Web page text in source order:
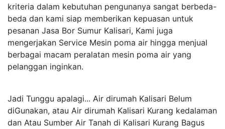
kriteria dalam kebutuhan pengunanya sangat berbeda-
beda dan kami siap memberikan kepuasan untuk
pesanan Jasa Bor Sumur Kalisari, Kami juga
mengerjakan Service Mesin poma air hingga menjual
berbagai macam peralatan mesin poma air yang
pelanggan inginkan.
Jadi Tunggu apalagi... Air dirumah Kalisari Belum
diGunakan, atau Air dirumah Kalisari Kurang kedalaman
dan Atau Sumber Air Tanah di Kalisari Kurang Bagus